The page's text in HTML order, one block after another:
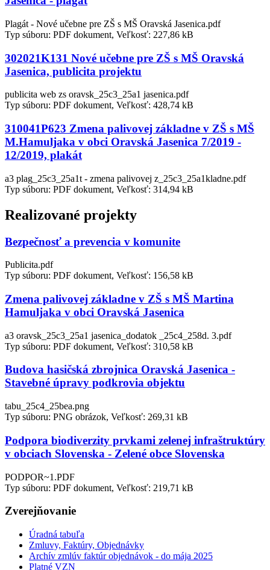
Plagát - Nové učebne pre ZŠ s MŠ Oravská Jasenica.pdf
Typ súboru: PDF dokument, Veľkosť: 227,86 kB
302021K131 Nové učebne pre ZŠ s MŠ Oravská
Jasenica, publicita projektu
publicita web zs oravsk_25c3_25a1 jasenica.pdf
Typ súboru: PDF dokument, Veľkosť: 428,74 kB
310041P623 Zmena palivovej základne v ZŠ s MŠ
M.Hamuljaka v obci Oravská Jasenica 7/2019 -
12/2019, plakát
a3 plag_25c3_25a1t - zmena palivovej z_25c3_25a1kladne.pdf
Typ súboru: PDF dokument, Veľkosť: 314,94 kB
Realizované projekty
Bezpečnosť a prevencia v komunite
Publicita.pdf
Typ súboru: PDF dokument, Veľkosť: 156,58 kB
Zmena palivovej základne v ZŠ s MŠ Martina
Hamuljaka v obci Oravská Jasenica
a3 oravsk_25c3_25a1 jasenica_dodatok _25c4_258d. 3.pdf
Typ súboru: PDF dokument, Veľkosť: 310,58 kB
Budova hasičská zbrojnica Oravská Jasenica -
Stavebné úpravy podkrovia objektu
tabu_25c4_25bea.png
Typ súboru: PNG obrázok, Veľkosť: 269,31 kB
Podpora biodiverzity prvkami zelenej infraštruktúry
v obciach Slovenska - Zelené obce Slovenska
PODPOR~1.PDF
Typ súboru: PDF dokument, Veľkosť: 219,71 kB
Zverejňovanie
Úradná tabuľa
Zmluvy, Faktúry, Objednávky
Archív zmlúv faktúr objednávok - do mája 2025
Platné VZN